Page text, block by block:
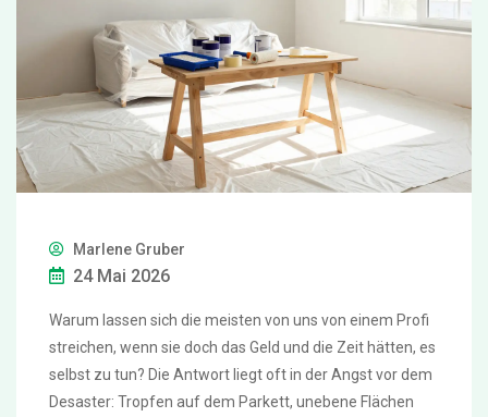
Marlene Gruber
24 Mai 2026
Warum lassen sich die meisten von uns von einem Profi
streichen, wenn sie doch das Geld und die Zeit hätten, es
selbst zu tun? Die Antwort liegt oft in der Angst vor dem
Desaster: Tropfen auf dem Parkett, unebene Flächen